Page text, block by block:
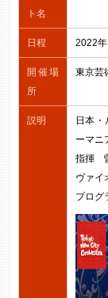
ト名
日程 2022
開催場
所
東京芸
説明
日本
ーマニ
指揮
ヴァ
プログ